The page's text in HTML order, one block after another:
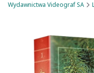
Wydawnictwa Videograf SA